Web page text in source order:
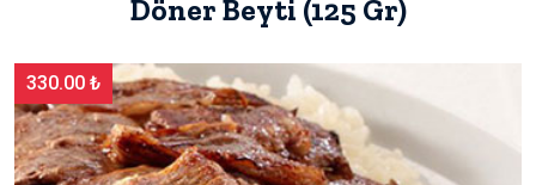
Döner Beyti (125 Gr)
330.00 ₺